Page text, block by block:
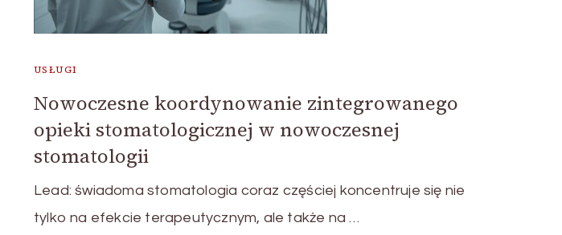
USŁUGI
Nowoczesne koordynowanie zintegrowanego
opieki stomatologicznej w nowoczesnej
stomatologii
Lead: świadoma stomatologia coraz częściej koncentruje się nie
tylko na efekcie terapeutycznym, ale także na …